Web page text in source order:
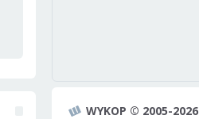
WYKOP © 2005-2026